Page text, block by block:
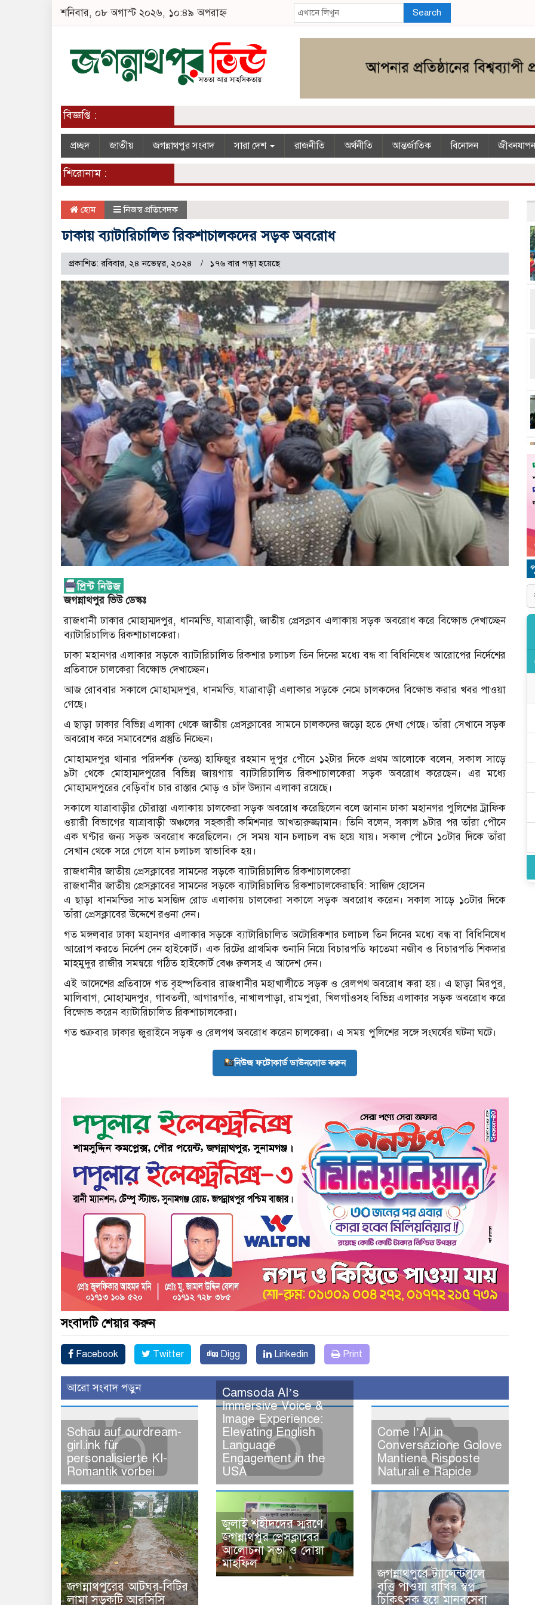
শনিবার, ০৮ অগাস্ট ২০২৬, ১০:৪৯ অপরাহ্ন Search
বিজ্ঞপ্তি :
প্রচ্ছদ জাতীয় জগন্নাথপুর সংবাদ সারা দেশ রাজনীতি অর্থনীতি আন্তর্জাতিক বিনোদন
শিরোনাম :
হোম নিজস্ব প্রতিবেদক
ঢাকায় ব্যাটারিচালিত রিকশাচালকদের সড়ক অবরোধ
প্রকাশিত: রবিবার, ২৪ নভেম্বর, ২০২৪ ১৭৬ বার পড়া হয়েছে
জগন্নাথপুর ভিউ ডেস্কঃ
রাজধানী ঢাকার মোহাম্মদপুর, ধানমন্ডি, যাত্রাবাড়ী, জাতীয় প্রেসক্লাব এলাকায় সড়ক অবরোধ করে বিক্ষোভ দেখাচ্ছেন
ব্যাটারিচালিত রিকশাচালকেরা।
ঢাকা মহানগর এলাকার সড়কে ব্যাটারিচালিত রিকশার চলাচল তিন দিনের মধ্যে বন্ধ বা বিধিনিষেধ আরোপের নির্দেশের
প্রতিবাদে চালকেরা বিক্ষোভ দেখাচ্ছেন।
আজ রোববার সকালে মোহাম্মদপুর, ধানমন্ডি, যাত্রাবাড়ী এলাকার সড়কে নেমে চালকদের বিক্ষোভ করার খবর পাওয়া
গেছে।
এ ছাড়া ঢাকার বিভিন্ন এলাকা থেকে জাতীয় প্রেসক্লাবের সামনে চালকদের জড়ো হতে দেখা গেছে। তাঁরা সেখানে সড়ক
অবরোধ করে সমাবেশের প্রস্তুতি নিচ্ছেন।
মোহাম্মদপুর থানার পরিদর্শক (তদন্ত) হাফিজুর রহমান দুপুর পৌনে ১২টার দিকে প্রথম আলোকে বলেন, সকাল সাড়ে
৯টা থেকে মোহাম্মদপুরের বিভিন্ন জায়গায় ব্যাটারিচালিত রিকশাচালকেরা সড়ক অবরোধ করেছেন। এর মধ্যে
মোহাম্মদপুরের বেড়িবাঁধ চার রাস্তার মোড় ও চাঁদ উদ্যান এলাকা রয়েছে।
সকালে যাত্রাবাড়ীর চৌরাস্তা এলাকায় চালকেরা সড়ক অবরোধ করেছিলেন বলে জানান ঢাকা মহানগর পুলিশের ট্রাফিক
ওয়ারী বিভাগের যাত্রাবাড়ী অঞ্চলের সহকারী কমিশনার আখতারুজ্জামান। তিনি বলেন, সকাল ৯টার পর তাঁরা পৌনে
এক ঘণ্টার জন্য সড়ক অবরোধ করেছিলেন। সে সময় যান চলাচল বন্ধ হয়ে যায়। সকাল পৌনে ১০টার দিকে তাঁরা
সেখান থেকে সরে গেলে যান চলাচল স্বাভাবিক হয়।
রাজধানীর জাতীয় প্রেসক্লাবের সামনের সড়কে ব্যাটারিচালিত রিকশাচালকেরা
রাজধানীর জাতীয় প্রেসক্লাবের সামনের সড়কে ব্যাটারিচালিত রিকশাচালকেরাছবি: সাজিদ হোসেন
এ ছাড়া ধানমন্ডির সাত মসজিদ রোড এলাকায় চালকেরা সকালে সড়ক অবরোধ করেন। সকাল সাড়ে ১০টার দিকে
তাঁরা প্রেসক্লাবের উদ্দেশে রওনা দেন।
গত মঙ্গলবার ঢাকা মহানগর এলাকার সড়কে ব্যাটারিচালিত অটোরিকশার চলাচল তিন দিনের মধ্যে বন্ধ বা বিধিনিষেধ
আরোপ করতে নির্দেশ দেন হাইকোর্ট। এক রিটের প্রাথমিক শুনানি নিয়ে বিচারপতি ফাতেমা নজীব ও বিচারপতি শিকদার
মাহমুদুর রাজীর সমন্বয়ে গঠিত হাইকোর্ট বেঞ্চ রুলসহ এ আদেশ দেন।
এই আদেশের প্রতিবাদে গত বৃহস্পতিবার রাজধানীর মহাখালীতে সড়ক ও রেলপথ অবরোধ করা হয়। এ ছাড়া মিরপুর,
মালিবাগ, মোহাম্মদপুর, গাবতলী, আগারগাঁও, নাখালপাড়া, রামপুরা, খিলগাঁওসহ বিভিন্ন এলাকার সড়ক অবরোধ করে
বিক্ষোভ করেন ব্যাটারিচালিত রিকশাচালকেরা।
গত শুক্রবার ঢাকার জুরাইনে সড়ক ও রেলপথ অবরোধ করেন চালকেরা। এ সময় পুলিশের সঙ্গে সংঘর্ষের ঘটনা ঘটে।
নিউজ ফটোকার্ড ডাউনলোড করুন
সংবাদটি শেয়ার করুন
Facebook Twitter Digg Linkedin Print
আরো সংবাদ পড়ুন
Schau auf ourdream-
girl.ink für
personalisierte KI-
Romantik vorbei
Camsoda AI’s
Immersive Voice &
Image Experience:
Elevating English
Language
Engagement in the
USA
Come l’AI in
Conversazione Golove
Mantiene Risposte
Naturali e Rapide
জগন্নাথপুরের আটঘর-বিটির
লামা সড়কটি আরসিসি
জুলাই শহীদদের স্মরণে
জগন্নাথপুর প্রেসক্লাবের
আলোচনা সভা ও দোয়া
মাহফিল
জগন্নাথপুরে ট্যালেন্টপুলে
বৃত্তি পাওয়া রাখির স্বপ্ন
চিকিৎসক হয়ে মানবসেবা